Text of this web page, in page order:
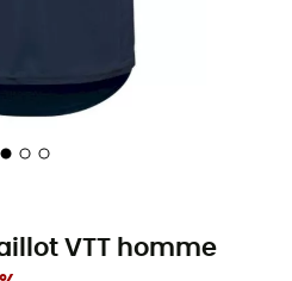
VTT homme